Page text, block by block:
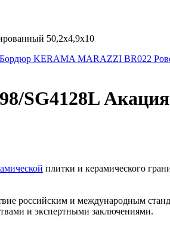
50,2х4,9х10
Бордюр KERAMA MARAZZI BR022
Акация
плитки и керамического
российским и международным
и экспертными заключениями.